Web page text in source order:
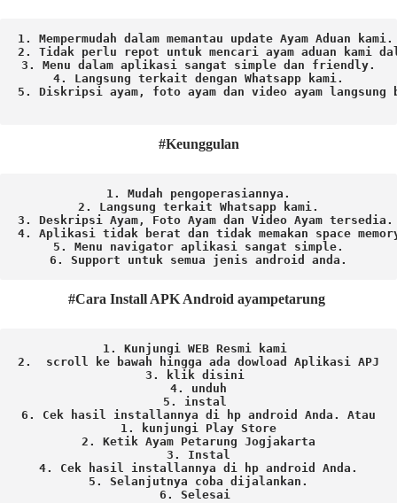
1. Mempermudah dalam memantau update Ayam Aduan kami.
2. Tidak perlu repot untuk mencari ayam aduan kami
3. Menu dalam aplikasi sangat simple dan friendly.
4. Langsung terkait dengan Whatsapp kami.
5. Diskripsi ayam, foto ayam dan video ayam
#Keunggulan
1. Mudah pengoperasiannya.
2. Langsung terkait Whatsapp kami.
3. Deskripsi Ayam, Foto Ayam dan Video Ayam tersedia.
4. Aplikasi tidak berat dan tidak memakan space
5. Menu navigator aplikasi sangat simple.
6. Support untuk semua jenis android anda.
#Cara Install APK Android ayampetarung
1. Kunjungi WEB Resmi kami
2.  scroll ke bawah hingga ada dowload Aplikasi APJ
3. klik disini
4. unduh
5. instal
6. Cek hasil installannya di hp android Anda. Atau
1. kunjungi Play Store
2. Ketik Ayam Petarung Jogjakarta
3. Instal
4. Cek hasil installannya di hp android Anda.
5. Selanjutnya coba dijalankan.
6. Selesai